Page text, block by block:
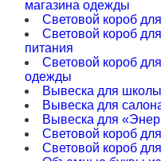
магазина одежды
Световой короб
Световой короб
питания
Световой короб
одежды
Вывеска для
Вывеска для
Вывеска для
Световой короб
Световой короб